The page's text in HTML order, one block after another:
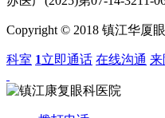
Copyright © 2018 镇江华厦
科室 1立即通话 在线沟通 来